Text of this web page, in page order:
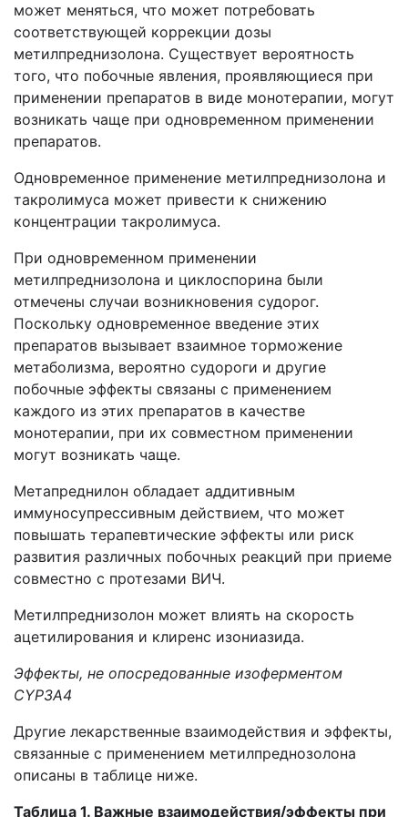
может меняться, что может потребовать
соответствующей коррекции дозы
метилпреднизолона. Существует вероятность
того, что побочные явления, проявляющиеся при
применении препаратов в виде монотерапии, могут
возникать чаще при одновременном применении
препаратов.
Одновременное применение метилпреднизолона и
такролимуса может привести к снижению
концентрации такролимуса.
При одновременном применении
метилпреднизолона и циклоспорина были
отмечены случаи возникновения судорог.
Поскольку одновременное введение этих
препаратов вызывает взаимное торможение
метаболизма, вероятно судороги и другие
побочные эффекты связаны с применением
каждого из этих препаратов в качестве
монотерапии, при их совместном применении
могут возникать чаще.
Метапреднилон обладает аддитивным
иммуносупрессивным действием, что может
повышать терапевтические эффекты или риск
развития различных побочных реакций при приеме
совместно с протезами ВИЧ.
Метилпреднизолон может влиять на скорость
ацетилирования и клиренс изониазида.
Эффекты, не опосредованные изоферментом
CYP3A4
Другие лекарственные взаимодействия и эффекты,
связанные с применением метилпреднозолона
описаны в таблице ниже.
Таблица 1. Важные взаимодействия/эффекты при